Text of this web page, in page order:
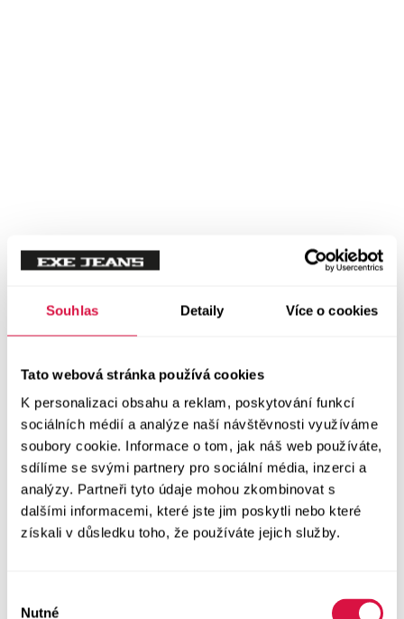
Souhlas Detaily Více o cookies
Tato webová stránka používá cookies
K personalizaci obsahu a reklam, poskytování funkcí
sociálních médií a analýze naší návštěvnosti využíváme
soubory cookie. Informace o tom, jak náš web používáte,
sdílíme se svými partnery pro sociální média, inzerci a
analýzy. Partneři tyto údaje mohou zkombinovat s
dalšími informacemi, které jste jim poskytli nebo které
získali v důsledku toho, že používáte jejich služby.
Nutné